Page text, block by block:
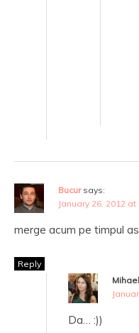
Bucur says:
January 26, 2012 at
merge acum pe timpul
Reply
Da… :))